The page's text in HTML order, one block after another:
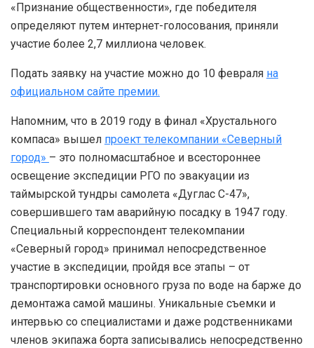
«Признание общественности», где победителя
определяют путем интернет-голосования, приняли
участие более 2,7 миллиона человек.
Подать заявку на участие можно до 10 февраля на
официальном сайте премии.
Напомним, что в 2019 году в финал «Хрустального
компаса» вышел проект телекомпании «Северный
город» – это полномасштабное и всестороннее
освещение экспедиции РГО по эвакуации из
таймырской тундры самолета «Дуглас С-47»,
совершившего там аварийную посадку в 1947 году.
Специальный корреспондент телекомпании
«Северный город» принимал непосредственное
участие в экспедиции, пройдя все этапы – от
транспортировки основного груза по воде на барже до
демонтажа самой машины. Уникальные съемки и
интервью со специалистами и даже родственниками
членов экипажа борта записывались непосредственно